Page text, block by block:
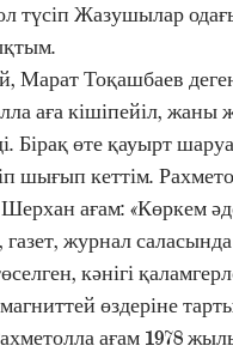
түсіп Жазушылар
аға кішіпейіл, жаны
Бірақ өте қауырт
шығып кеттім.
ағам: «Көркем
газет, журнал
кәнігі
өздеріне
ағам 1978